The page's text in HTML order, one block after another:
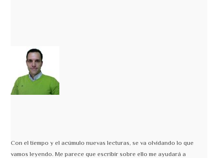
Con el tiempo y el acúmulo nuevas lecturas, se va olvidando lo que
vamos leyendo. Me parece que escribir sobre ello me ayudará a